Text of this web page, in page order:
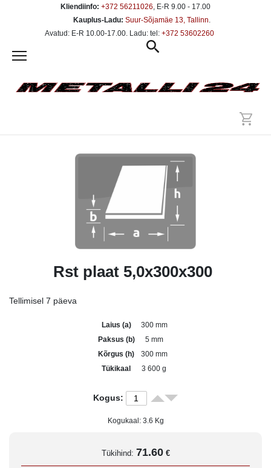
Kliendiinfo: +372 56211026, E-R 9.00 - 17.00
Kauplus-Ladu: Suur-Sõjamäe 13, Tallinn.
Avatud: E-R 10.00-17.00. Ladu: tel: +372 53602260
Rst plaat 5,0x300x300
Tellimisel 7 päeva
Laius (a)
300 mm
Paksus (b)
5 mm
Kõrgus (h)
300 mm
Tükikaal
3 600 g
Kogus:
Kogukaal: 3.6 Kg
Tükihind: 71.60 €